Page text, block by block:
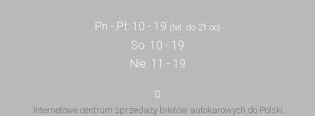
Pn - Pt: 10 - 19 (tel. do 21.oo)
So: 10 - 19
Nie: 11 - 19
Internetowe centrum sprzedaży biletów autokarowych do Polski